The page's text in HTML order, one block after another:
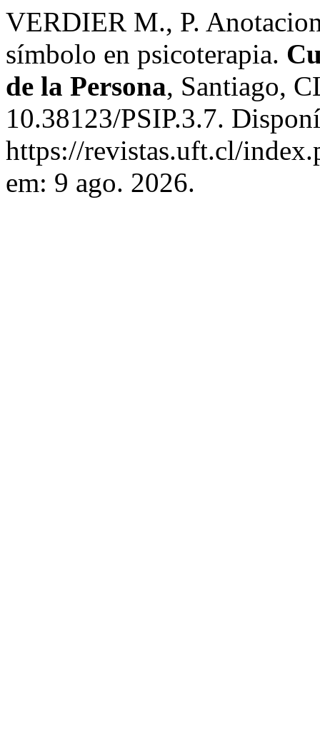
VERDIER M., P.
símbolo en psicoterapia.
de la Persona, Santiago,
10.38123/PSIP.3.7.
https://revistas.uft.cl/
em: 9 ago. 2026.